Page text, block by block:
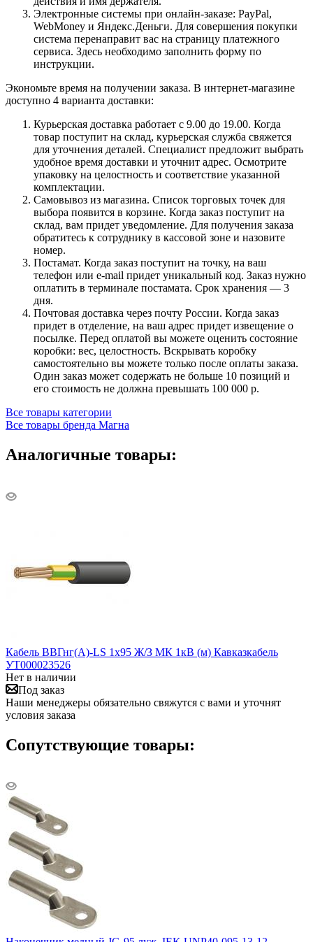
Электронные системы при онлайн-заказе: PayPal,
WebMoney и Яндекс.Деньги. Для совершения покупки
система перенаправит вас на страницу платежного
сервиса. Здесь необходимо заполнить форму по
инструкции.
Экономьте время на получении заказа. В интернет-магазине
доступно 4 варианта доставки:
Курьерская доставка работает с 9.00 до 19.00. Когда
товар поступит на склад, курьерская служба свяжется
для уточнения деталей. Специалист предложит выбрать
удобное время доставки и уточнит адрес. Осмотрите
упаковку на целостность и соответствие указанной
комплектации.
Самовывоз из магазина. Список торговых точек для
выбора появится в корзине. Когда заказ поступит на
склад, вам придет уведомление. Для получения заказа
обратитесь к сотруднику в кассовой зоне и назовите
номер.
Постамат. Когда заказ поступит на точку, на ваш
телефон или e-mail придет уникальный код. Заказ нужно
оплатить в терминале постамата. Срок хранения — 3
дня.
Почтовая доставка через почту России. Когда заказ
придет в отделение, на ваш адрес придет извещение о
посылке. Перед оплатой вы можете оценить состояние
коробки: вес, целостность. Вскрывать коробку
самостоятельно вы можете только после оплаты заказа.
Один заказ может содержать не больше 10 позиций и
его стоимость не должна превышать 100 000 р.
Все товары категории
Все товары бренда Магна
Аналогичные товары:
Кабель ВВГнг(А)-LS 1х95 Ж/З МК 1кВ (м) Кавказкабель
УТ000023526
Нет в наличии
Под заказ
Наши менеджеры обязательно свяжутся с вами и уточнят
условия заказа
Сопутствующие товары: